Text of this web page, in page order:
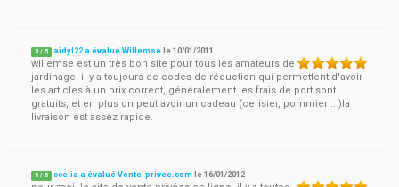
5 / 5 aidyl22 a évalué Willemse le10/01/2011
willemse est un très bon site pour tous les amateurs de
jardinage. il y a toujours de codes de réduction qui permettent d'avoir
les articles à un prix correct, généralement les frais de port sont
gratuits, et en plus on peut avoir un cadeau (cerisier, pommier ...)la
livraison est assez rapide.
5 / 5 ccelia a évalué Vente-privee.com le16/01/2012